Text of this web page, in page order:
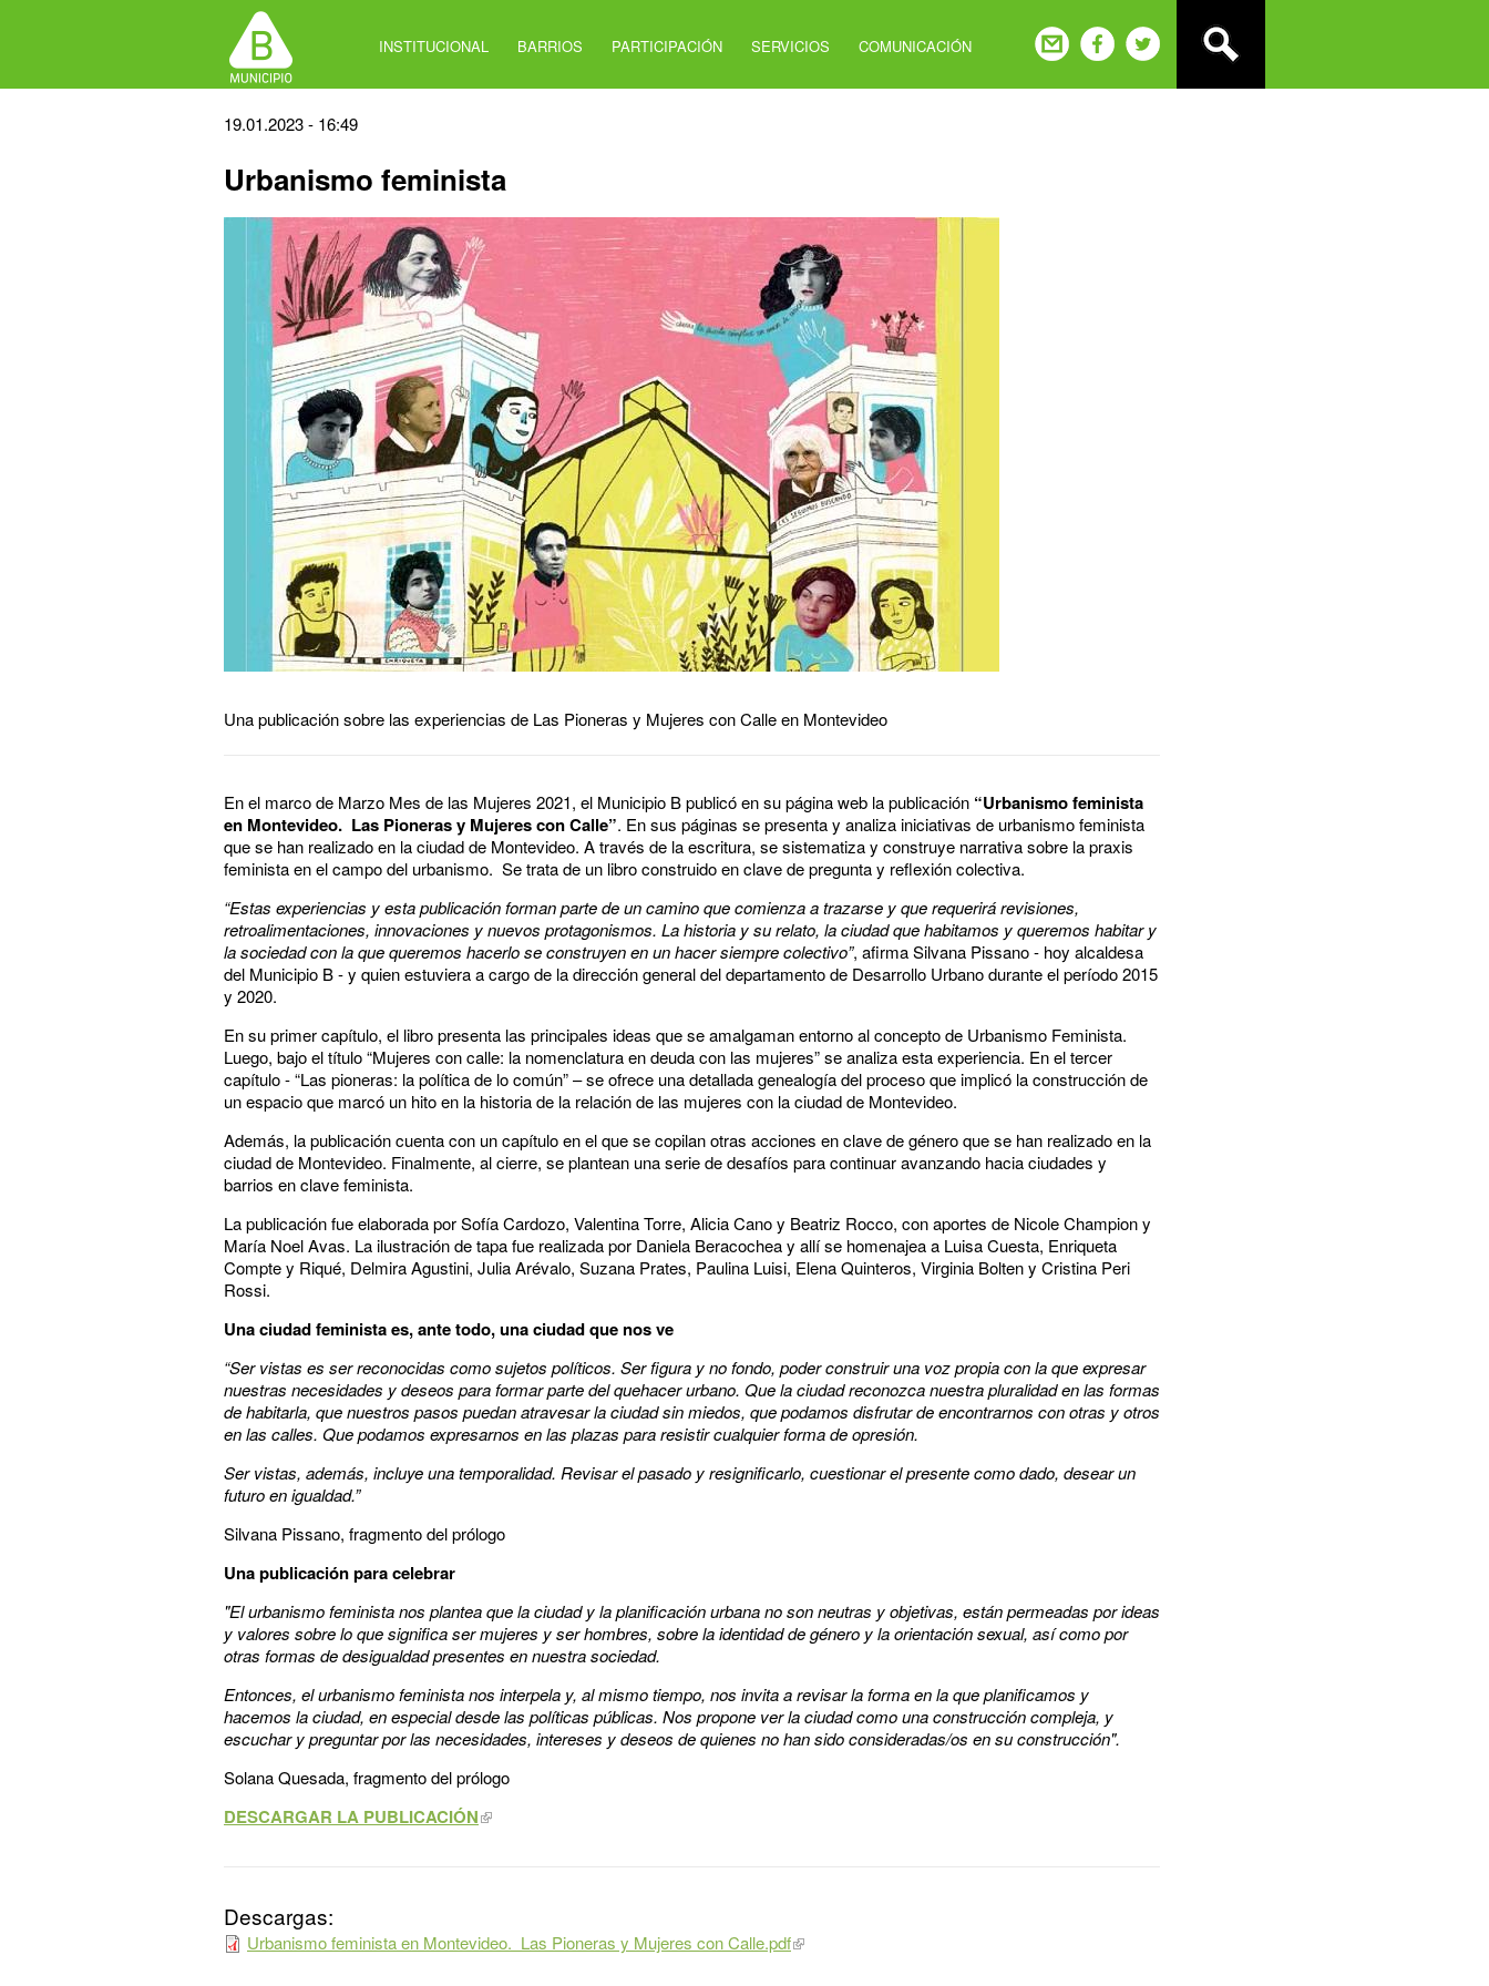
INSTITUCIONAL BARRIOS PARTICIPACIÓN SERVICIOS COMUNICACIÓN
Back
top
19.01.2023 - 16:49
Urbanismo feminista
Una publicación sobre las experiencias de Las Pioneras y Mujeres con Calle en Montevideo
En el marco de Marzo Mes de las Mujeres 2021, el Municipio B publicó en su página web la publicación “Urbanismo feminista
en Montevideo. Las Pioneras y Mujeres con Calle”. En sus páginas se presenta y analiza iniciativas de urbanismo feminista
que se han realizado en la ciudad de Montevideo. A través de la escritura, se sistematiza y construye narrativa sobre la praxis
feminista en el campo del urbanismo. Se trata de un libro construido en clave de pregunta y reflexión colectiva.
“Estas experiencias y esta publicación forman parte de un camino que comienza a trazarse y que requerirá revisiones,
retroalimentaciones, innovaciones y nuevos protagonismos. La historia y su relato, la ciudad que habitamos y queremos habitar y
la sociedad con la que queremos hacerlo se construyen en un hacer siempre colectivo”, afirma Silvana Pissano - hoy alcaldesa
del Municipio B - y quien estuviera a cargo de la dirección general del departamento de Desarrollo Urbano durante el período 2015
y 2020.
En su primer capítulo, el libro presenta las principales ideas que se amalgaman entorno al concepto de Urbanismo Feminista.
Luego, bajo el título “Mujeres con calle: la nomenclatura en deuda con las mujeres” se analiza esta experiencia. En el tercer
capítulo - “Las pioneras: la política de lo común” – se ofrece una detallada genealogía del proceso que implicó la construcción de
un espacio que marcó un hito en la historia de la relación de las mujeres con la ciudad de Montevideo.
Además, la publicación cuenta con un capítulo en el que se copilan otras acciones en clave de género que se han realizado en la
ciudad de Montevideo. Finalmente, al cierre, se plantean una serie de desafíos para continuar avanzando hacia ciudades y
barrios en clave feminista.
La publicación fue elaborada por Sofía Cardozo, Valentina Torre, Alicia Cano y Beatriz Rocco, con aportes de Nicole Champion y
María Noel Avas. La ilustración de tapa fue realizada por Daniela Beracochea y allí se homenajea a Luisa Cuesta, Enriqueta
Compte y Riqué, Delmira Agustini, Julia Arévalo, Suzana Prates, Paulina Luisi, Elena Quinteros, Virginia Bolten y Cristina Peri
Rossi.
Una ciudad feminista es, ante todo, una ciudad que nos ve
“Ser vistas es ser reconocidas como sujetos políticos. Ser figura y no fondo, poder construir una voz propia con la que expresar
nuestras necesidades y deseos para formar parte del quehacer urbano. Que la ciudad reconozca nuestra pluralidad en las formas
de habitarla, que nuestros pasos puedan atravesar la ciudad sin miedos, que podamos disfrutar de encontrarnos con otras y otros
en las calles. Que podamos expresarnos en las plazas para resistir cualquier forma de opresión.
Ser vistas, además, incluye una temporalidad. Revisar el pasado y resignificarlo, cuestionar el presente como dado, desear un
futuro en igualdad.”
Silvana Pissano, fragmento del prólogo
Una publicación para celebrar
"El urbanismo feminista nos plantea que la ciudad y la planificación urbana no son neutras y objetivas, están permeadas por ideas
y valores sobre lo que significa ser mujeres y ser hombres, sobre la identidad de género y la orientación sexual, así como por
otras formas de desigualdad presentes en nuestra sociedad.
Entonces, el urbanismo feminista nos interpela y, al mismo tiempo, nos invita a revisar la forma en la que planificamos y
hacemos la ciudad, en especial desde las políticas públicas. Nos propone ver la ciudad como una construcción compleja, y
escuchar y preguntar por las necesidades, intereses y deseos de quienes no han sido consideradas/os en su construcción".
Solana Quesada, fragmento del prólogo
DESCARGAR LA PUBLICACIÓN
Descargas:
Urbanismo feminista en Montevideo. Las Pioneras y Mujeres con Calle.pdf